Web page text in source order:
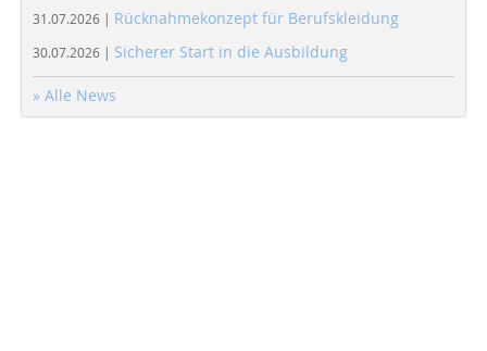
31.07.2026 | Rücknahmekonzept für Berufskleidung
30.07.2026 | Sicherer Start in die Ausbildung
» Alle News